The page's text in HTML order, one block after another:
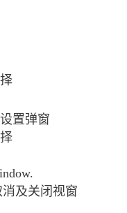
置弹窗
及关闭视窗